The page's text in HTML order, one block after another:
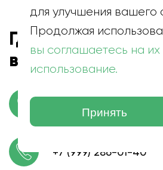
Где находится
в Соколе
+7 (999) 286-01-40
для улучшения вашего
Продолжая
вы соглашаетесь на их
использование.
Принять